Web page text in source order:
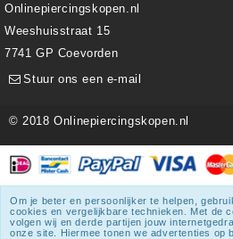
Onlinepiercingskopen.nl
Weeshuisstraat 15
7741 GP Coevorden
Stuur ons een e-mail
© 2018 Onlinepiercingskopen.nl
Alle weergegeven prijzen zijn
Onlinepiercingskopen.nlkrijgt een
1807
Om je beter en persoonlijker te helpen,
cookies en vergelijkbare technieken. Met de
volgen wij en derde partijen jouw
onze site. Hiermee tonen we advertenties op